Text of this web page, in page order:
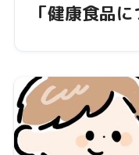
「健康食品